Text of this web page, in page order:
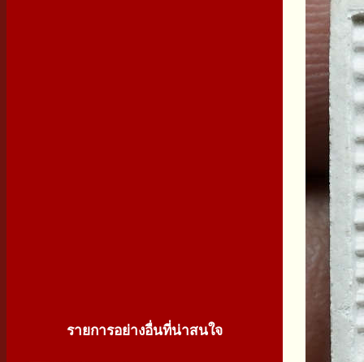
รายการอย่างอื่นที่น่าสนใจ